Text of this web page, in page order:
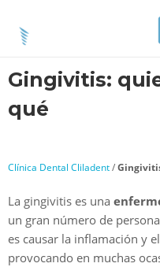
Gingivitis:
qué
Clínica Dental Cliladent/
La gingivitis es una
un gran número de
es causar la inflamación y
provocando en muchas